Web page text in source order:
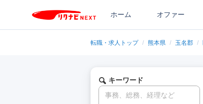
ホーム オファー
転職・求人トップ / 熊本県 / 玉名郡 /
キーワード